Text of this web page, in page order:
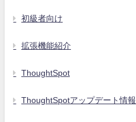
初級者向け
拡張機能紹介
ThoughtSpot
ThoughtSpotアップデート情報